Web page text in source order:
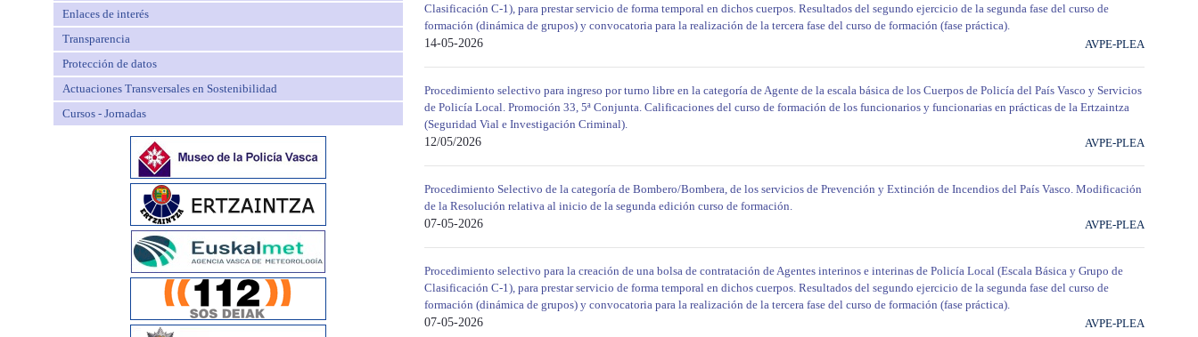
Enlaces de interés
Transparencia
Protección de datos
Actuaciones Transversales en Sostenibilidad
Cursos - Jornadas
Clasificación C-1), para prestar servicio de forma temporal en dichos cuerpos. Resultados del segundo ejercicio de la segunda fase del curso de
formación (dinámica de grupos) y convocatoria para la realización de la tercera fase del curso de formación (fase práctica).
14-05-2026
AVPE-PLEA
Procedimiento selectivo para ingreso por turno libre en la categoría de Agente de la escala básica de los Cuerpos de Policía del País Vasco y Servicios
de Policía Local. Promoción 33, 5ª Conjunta. Calificaciones del curso de formación de los funcionarios y funcionarias en prácticas de la Ertzaintza
(Seguridad Vial e Investigación Criminal).
12/05/2026
AVPE-PLEA
Procedimiento Selectivo de la categoría de Bombero/Bombera, de los servicios de Prevención y Extinción de Incendios del País Vasco. Modificación
de la Resolución relativa al inicio de la segunda edición curso de formación.
07-05-2026
AVPE-PLEA
Procedimiento selectivo para la creación de una bolsa de contratación de Agentes interinos e interinas de Policía Local (Escala Básica y Grupo de
Clasificación C-1), para prestar servicio de forma temporal en dichos cuerpos. Resultados del segundo ejercicio de la segunda fase del curso de
formación (dinámica de grupos) y convocatoria para la realización de la tercera fase del curso de formación (fase práctica).
07-05-2026
AVPE-PLEA